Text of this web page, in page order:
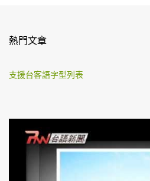
熱門文章
支援台客語字型列表